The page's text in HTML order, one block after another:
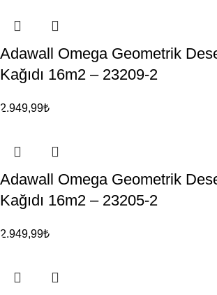
Adawall Omega Geometrik
Kağıdı 16m2 – 23209-2
2.949,99₺
Adawall Omega Geometrik
Kağıdı 16m2 – 23205-2
2.949,99₺